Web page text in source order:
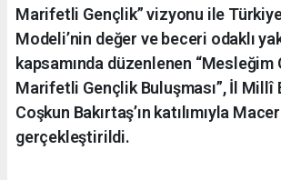
Marifetli Gençlik” vizyonu ile
Modeli’nin değer ve beceri odaklı
kapsamında düzenlenen “Mesleğim
Marifetli Gençlik Buluşması”, İl Millî
Coşkun Bakırtaş’ın katılımıyla
gerçekleştirildi.